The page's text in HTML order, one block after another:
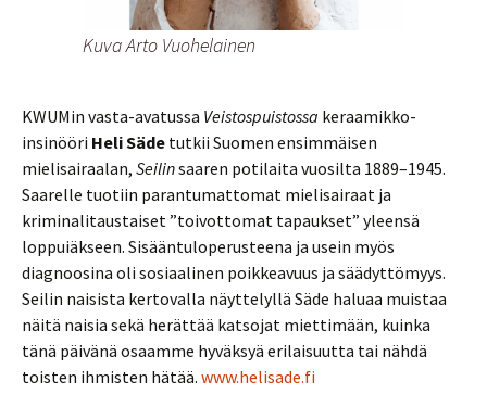
Kuva Arto Vuohelainen
KWUMin vasta-avatussa Veistospuistossa keraamikko-
insinööri Heli Säde tutkii Suomen ensimmäisen
mielisairaalan, Seilinsaaren potilaita vuosilta 1889–1945.
Saarelle tuotiin parantumattomat mielisairaat ja
kriminalitaustaiset ”toivottomat tapaukset” yleensä
loppuiäkseen. Sisääntuloperusteena ja usein myös
diagnoosina oli sosiaalinen poikkeavuus ja säädyttömyys.
Seilin naisista kertovalla näyttelyllä Säde haluaa muistaa
näitä naisia sekä herättää katsojat miettimään, kuinka
tänä päivänä osaamme hyväksyä erilaisuutta tai nähdä
toisten ihmisten hätää. www.helisade.fi